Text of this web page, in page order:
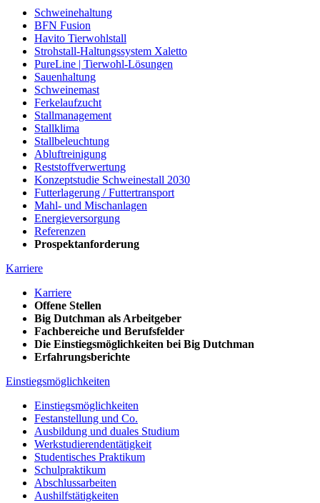
Schweinehaltung
BFN Fusion
Havito Tierwohlstall
Strohstall-Haltungssystem Xaletto
PureLine | Tierwohl-Lösungen
Sauenhaltung
Schweinemast
Ferkelaufzucht
Stallmanagement
Stallklima
Stallbeleuchtung
Abluftreinigung
Reststoffverwertung
Konzeptstudie Schweinestall 2030
Futterlagerung / Futtertransport
Mahl- und Mischanlagen
Energieversorgung
Referenzen
Prospektanforderung
Karriere
Karriere
Offene Stellen
Big Dutchman als Arbeitgeber
Fachbereiche und Berufsfelder
Die Einstiegsmöglichkeiten bei Big Dutchman
Erfahrungsberichte
Einstiegsmöglichkeiten
Einstiegsmöglichkeiten
Festanstellung und Co.
Ausbildung und duales Studium
Werkstudierendentätigkeit
Studentisches Praktikum
Schulpraktikum
Abschlussarbeiten
Aushilfstätigkeiten